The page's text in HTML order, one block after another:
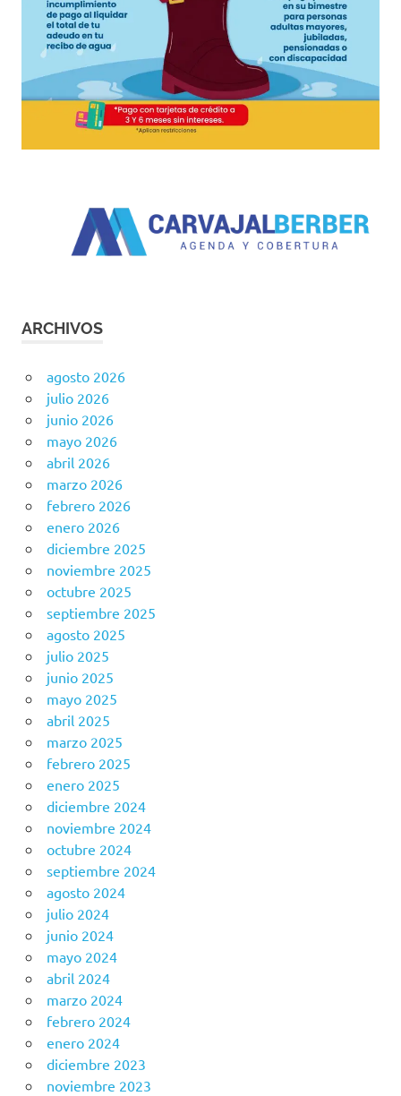
ARCHIVOS
agosto 2026
julio 2026
junio 2026
mayo 2026
abril 2026
marzo 2026
febrero 2026
enero 2026
diciembre 2025
noviembre 2025
octubre 2025
septiembre 2025
agosto 2025
julio 2025
junio 2025
mayo 2025
abril 2025
marzo 2025
febrero 2025
enero 2025
diciembre 2024
noviembre 2024
octubre 2024
septiembre 2024
agosto 2024
julio 2024
junio 2024
mayo 2024
abril 2024
marzo 2024
febrero 2024
enero 2024
diciembre 2023
noviembre 2023